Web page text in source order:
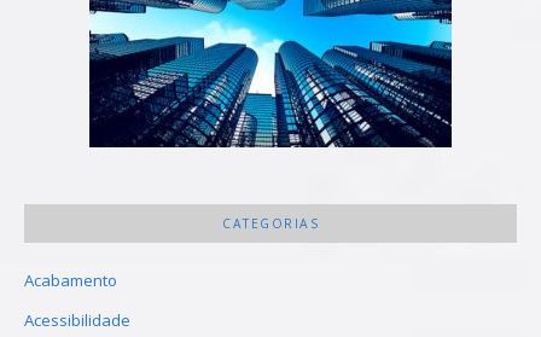
CATEGORIAS
Acabamento
Acessibilidade